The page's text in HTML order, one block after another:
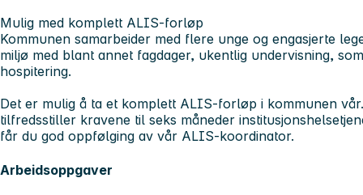
Mulig med komplett ALIS-forløp
Kommunen samarbeider med flere unge og engasjerte
miljø med blant annet fagdager, ukentlig undervisning,
hospitering.
Det er mulig å ta et komplett ALIS-forløp i kommunen
tilfredsstiller kravene til seks måneder
får du god oppfølging av vår ALIS-koordinator.
Arbeidsoppgaver